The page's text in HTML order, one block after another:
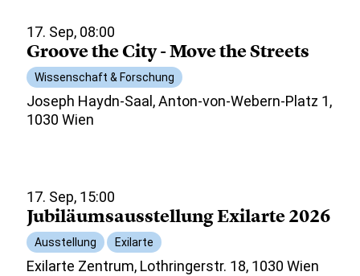
17. Sep, 08:00
Groove the City - Move the Streets
Wissenschaft & Forschung
Joseph Haydn-Saal, Anton-von-Webern-Platz 1,
1030 Wien
17. Sep, 15:00
Jubiläumsausstellung Exilarte 2026
Ausstellung Exilarte
Exilarte Zentrum, Lothringerstr. 18, 1030 Wien